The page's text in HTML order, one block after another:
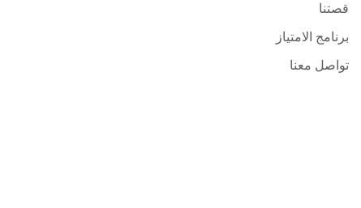
قصتنا
برنامج الامتياز
تواصل معنا